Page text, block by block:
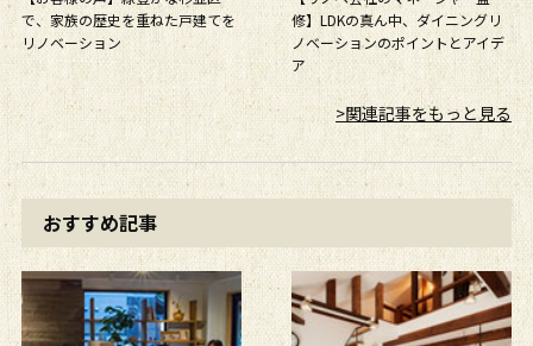
で、家族の歴史を重ねた戸建てを
リノベーション
修】LDKの真ん中、ダイニングリ
ノベーションのポイントとアイデ
ア
>関連記事をもっと見る
おすすめ記事